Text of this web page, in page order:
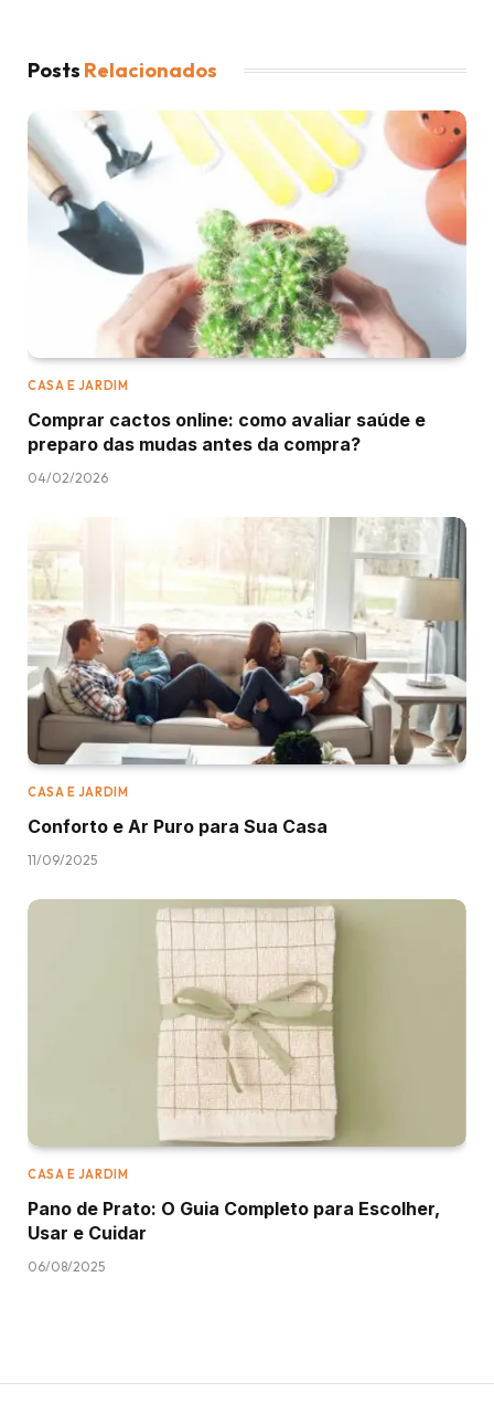
Posts Relacionados
CASA E JARDIM
Comprar cactos online: como avaliar saúde e
preparo das mudas antes da compra?
04/02/2026
CASA E JARDIM
Conforto e Ar Puro para Sua Casa
11/09/2025
CASA E JARDIM
Pano de Prato: O Guia Completo para Escolher,
Usar e Cuidar
06/08/2025